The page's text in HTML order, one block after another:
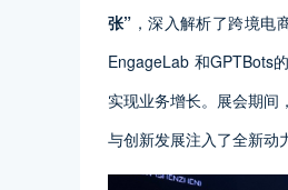
张” ，深入解析了跨境
EngageLab 和GPTBots
实现业务增长。展会期间
与创新发展注入了全新动